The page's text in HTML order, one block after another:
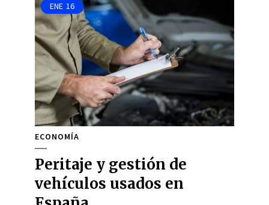
ENE 16
ECONOMÍA
Peritaje y gestión de
vehículos usados en